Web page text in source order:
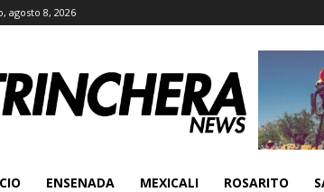
agosto 8, 2026
ENSENADA MEXICALI ROSARITO